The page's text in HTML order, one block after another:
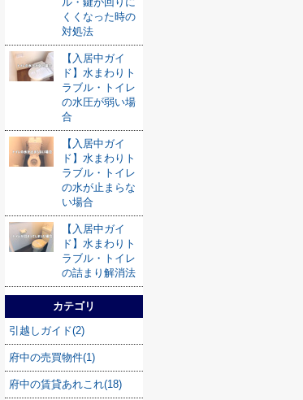
くくなった時の
対処法
【入居中ガイ
ド】水まわりト
ラブル・トイレ
の水圧が弱い場
合
【入居中ガイ
ド】水まわりト
ラブル・トイレ
の水が止まらな
い場合
【入居中ガイ
ド】水まわりト
ラブル・トイレ
の詰まり解消法
カテゴリ
引越しガイド(2)
府中の売買物件(1)
府中の賃貸あれこれ(18)